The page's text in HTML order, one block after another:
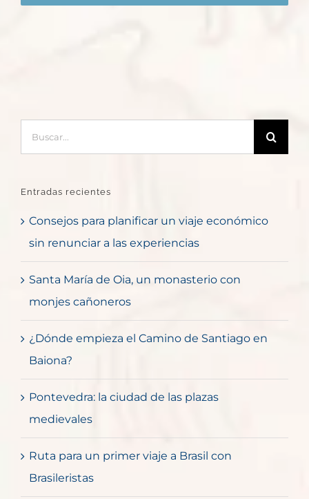
Entradas recientes
Consejos para planificar un viaje económico
sin renunciar a las experiencias
Santa María de Oia, un monasterio con
monjes cañoneros
¿Dónde empieza el Camino de Santiago en
Baiona?
Pontevedra: la ciudad de las plazas
medievales
Ruta para un primer viaje a Brasil con
Brasileristas